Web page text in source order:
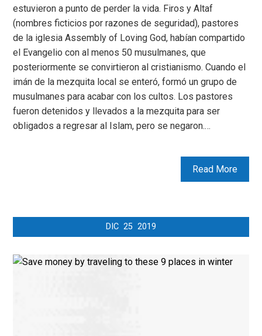
estuvieron a punto de perder la vida. Firos y Altaf
(nombres ficticios por razones de seguridad), pastores
de la iglesia Assembly of Loving God, habían compartido
el Evangelio con al menos 50 musulmanes, que
posteriormente se convirtieron al cristianismo. Cuando el
imán de la mezquita local se enteró, formó un grupo de
musulmanes para acabar con los cultos. Los pastores
fueron detenidos y llevados a la mezquita para ser
obligados a regresar al Islam, pero se negaron.…
Read More
DIC 25 2019